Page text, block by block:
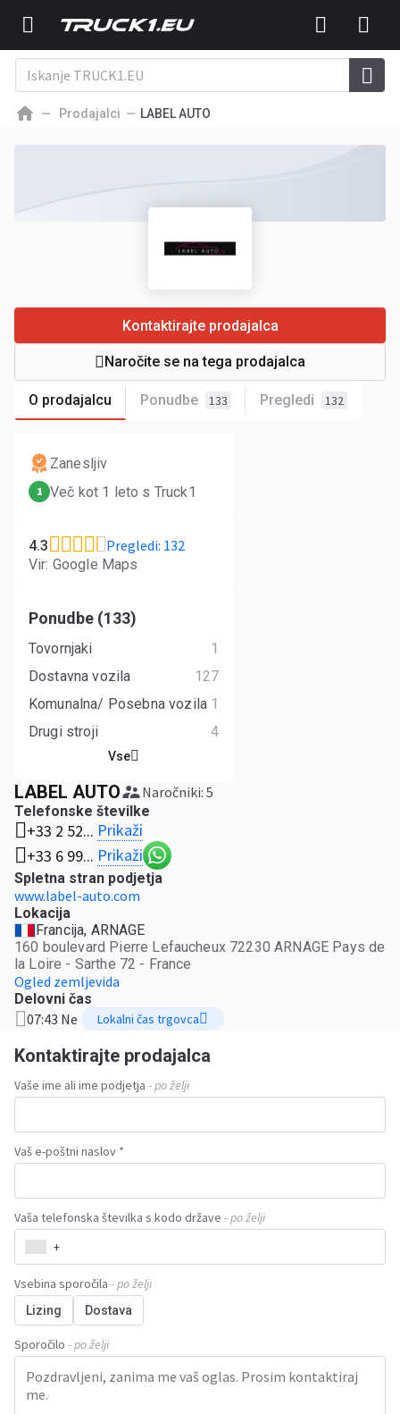
Prodajalci LABEL AUTO
O prodajalcu Ponudbe 133 Pregledi 132
Kontaktirajte prodajalca
Naročite se na tega prodajalca
LABEL AUTO Naročniki: 5
Telefonske številke
+33 2 52... Prikaži
+33 6 99... Prikaži
Spletna stran podjetja
www.label-auto.com
Lokacija
Francija, ARNAGE
160 boulevard Pierre Lefaucheux 72230 ARNAGE Pays de
la Loire - Sarthe 72 - France
Ogled zemljevida
Delovni čas
07:43 Ne Lokalni čas trgovca
Kontaktirajte prodajalca
Vaše ime ali ime podjetja - po želji
Vaš e-poštni naslov *
Vaša telefonska številka s kodo države - po želji
+
Vsebina sporočila - po želji
Lizing Dostava
Sporočilo - po želji
Zanesljiv
1 Več kot 1 leto s Truck1
4.3 Pregledi: 132
Vir: Google Maps
Ponudbe (133)
Tovornjaki
1
Dostavna vozila
127
Komunalna/ Posebna vozila 1
Drugi stroji
4
Vse